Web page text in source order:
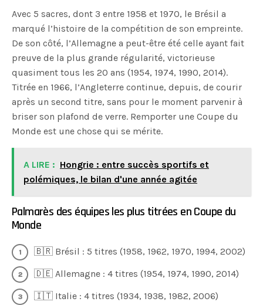
Avec 5 sacres, dont 3 entre 1958 et 1970, le Brésil a
marqué l’histoire de la compétition de son empreinte.
De son côté, l’Allemagne a peut-être été celle ayant fait
preuve de la plus grande régularité, victorieuse
quasiment tous les 20 ans (1954, 1974, 1990, 2014).
Titrée en 1966, l’Angleterre continue, depuis, de courir
après un second titre, sans pour le moment parvenir à
briser son plafond de verre. Remporter une Coupe du
Monde est une chose qui se mérite.
A LIRE : Hongrie : entre succès sportifs et
polémiques, le bilan d'une année agitée
Palmarès des équipes les plus titrées en Coupe du
Monde
🇧🇷 Brésil : 5 titres (1958, 1962, 1970, 1994, 2002)
🇩🇪 Allemagne : 4 titres (1954, 1974, 1990, 2014)
🇮🇹 Italie : 4 titres (1934, 1938, 1982, 2006)